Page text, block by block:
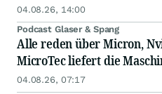
04.08.26, 14:00
Podcast Glaser & Spang
Alle reden über Micron,
MicroTec liefert die
04.08.26, 07:17